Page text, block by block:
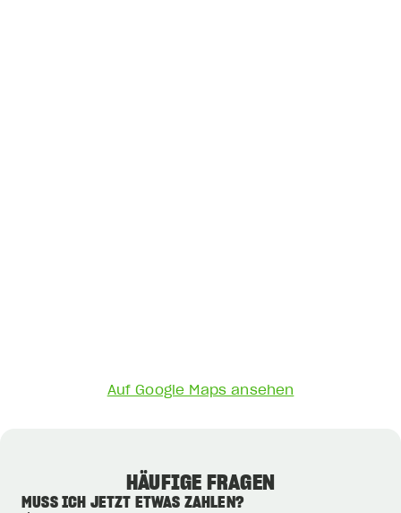
Loading map...
Auf Google Maps ansehen
HÄUFIGE FRAGEN
MUSS ICH JETZT ETWAS ZAHLEN?